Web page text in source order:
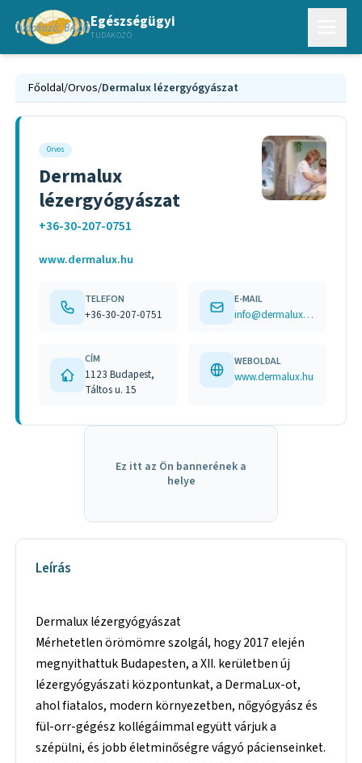
Egészségügyi
TUDAKOZÓ
Főoldal/Orvos/Dermalux lézergyógyászat
Orvos
Dermalux
lézergyógyászat
+36-30-207-0751
www.dermalux.hu
TELEFON
+36-30-207-0751
E-MAIL
info@dermalux.hu
CÍM
1123 Budapest,
Táltos u. 15
WEBOLDAL
www.dermalux.hu
Ez itt az Ön bannerének a
helye
Leírás
Dermalux lézergyógyászat
Mérhetetlen örömömre szolgál, hogy 2017 elején
megnyithattuk Budapesten, a XII. kerületben új
lézergyógyászati központunkat, a DermaLux-ot,
ahol fiatalos, modern környezetben, nőgyógyász és
fül-orr-gégész kollégáimmal együtt várjuk a
szépülni, és jobb életminőségre vágyó pácienseinket.